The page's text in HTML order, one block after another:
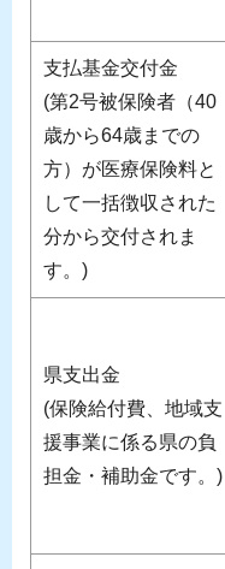
支払基金交付金
(第2号被保険者（40
歳から64歳までの
方）が医療保険料と
して一括徴収された
分から交付されま
す。)
県支出金
(保険給付費、地域支
援事業に係る県の負
担金・補助金です。)